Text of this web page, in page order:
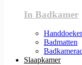
In Badkamer
Badmatten
Slaapkamer